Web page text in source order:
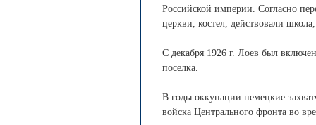
Российской империи. Согласно
церкви, костел, действовали
С декабря 1926 г. Лоев был
поселка.
В годы оккупации немецкие
войска Центрального фронта во